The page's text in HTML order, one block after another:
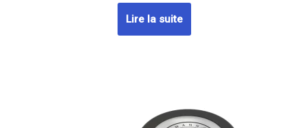
Lire la suite